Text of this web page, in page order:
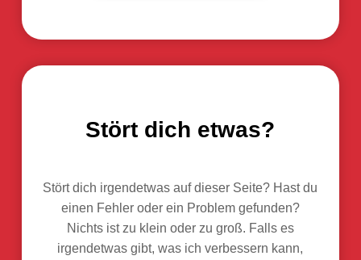
Stört dich etwas?
Stört dich irgendetwas auf dieser Seite? Hast du
einen Fehler oder ein Problem gefunden?
Nichts ist zu klein oder zu groß. Falls es
irgendetwas gibt, was ich verbessern kann,